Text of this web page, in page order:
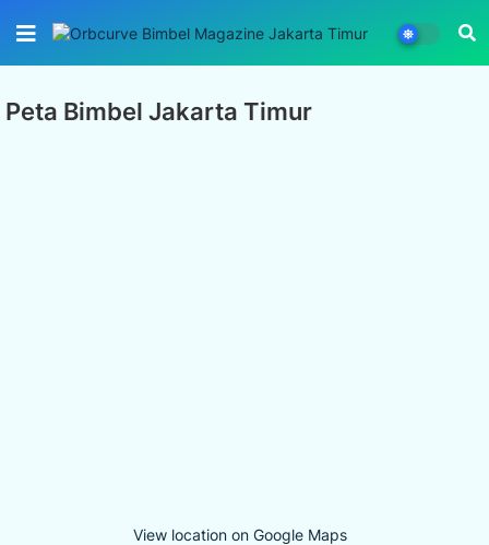
Peta Bimbel Jakarta Timur
View location on Google Maps